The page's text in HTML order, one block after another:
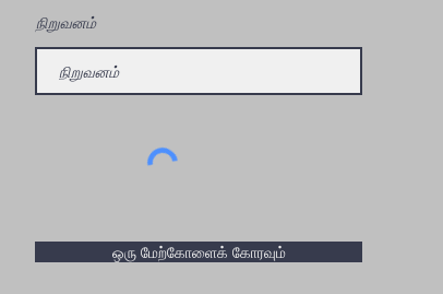
நிறுவனம்
ஒரு மேற்கோளைக் கோரவும்